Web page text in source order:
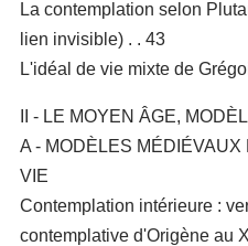
La contemplation selon
lien invisible) . . 43
L'idéal de vie mixte de
II - LE MOYEN ÂGE,
A - MODÈLES
VIE
Contemplation intérieure :
contemplative d'Origène au